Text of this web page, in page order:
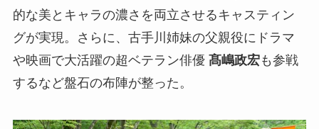
的な美とキャラの濃さを両立させるキャスティン
グが実現。さらに、古手川姉妹の父親役にドラマ
や映画で大活躍の超ベテラン俳優 髙嶋政宏も参戦
するなど盤石の布陣が整った。